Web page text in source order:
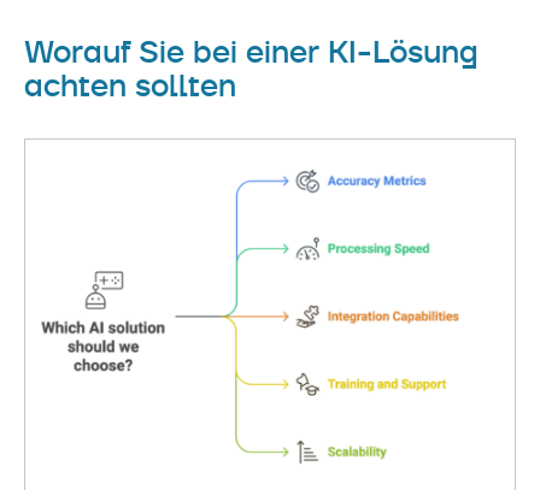
Worauf Sie bei einer KI-Lösung
achten sollten